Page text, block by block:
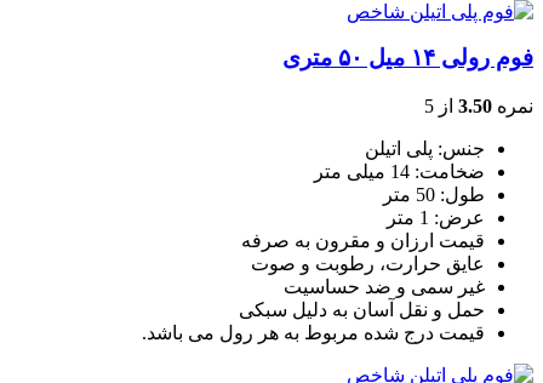
فوم رولی ۱۴ میل ۵۰ متری
نمره 3.50 از 5
جنس: پلی اتیلن
ضخامت: 14 میلی متر
طول: 50 متر
عرض: 1 متر
قیمت ارزان و مقرون به صرفه
عایق حرارت، رطوبت و صوت
غیر سمی و ضد حساسیت
حمل و نقل آسان به دلیل سبکی
قیمت درج شده مربوط به هر رول می باشد.